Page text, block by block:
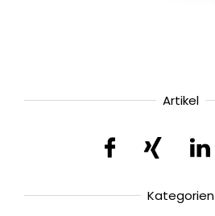
Artikel
Kategorien